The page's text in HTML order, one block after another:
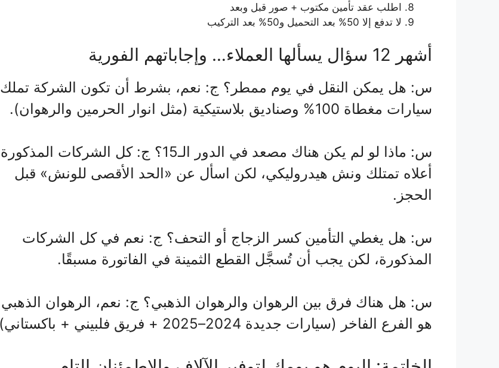
اطلب عقد تأمين مكتوب + صور قبل وبعد
لا تدفع إلا 50% بعد التحميل و50% بعد التركيب
أشهر 12 سؤال يسألها العملاء… وإجاباتهم الفورية
س: هل يمكن النقل في يوم ممطر؟ ج: نعم، بشرط أن تكون الشركة تملك
سيارات مغطاة 100% وصناديق بلاستيكية (مثل انوار الحرمين والرهوان).
س: ماذا لو لم يكن هناك مصعد في الدور الـ15؟ ج: كل الشركات المذكورة
أعلاه تمتلك ونش هيدروليكي، لكن اسأل عن «الحد الأقصى للونش» قبل
الحجز.
س: هل يغطي التأمين كسر الزجاج أو التحف؟ ج: نعم في كل الشركات
المذكورة، لكن يجب أن تُسجَّل القطع الثمينة في الفاتورة مسبقًا.
س: هل هناك فرق بين الرهوان والرهوان الذهبي؟ ج: نعم، الرهوان الذهبي
هو الفرع الفاخر (سيارات جديدة 2024–2025 + فريق فلبيني + باكستاني).